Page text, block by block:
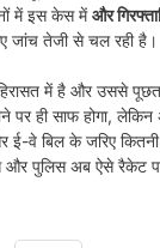
में इस केस मेंऔर
जांच तेजी से चल रही है।
में है और उससे
पर ही साफ होगा,
ई-वे बिल के जरिए
और पुलिस अब ऐसे रैकेट